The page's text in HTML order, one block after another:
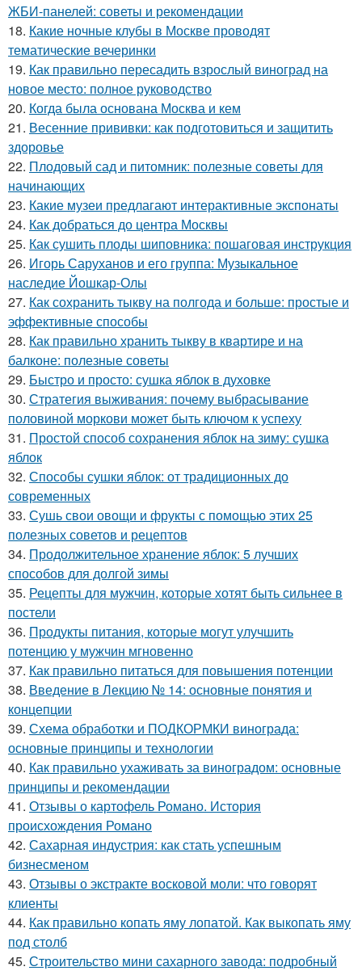
ЖБИ-панелей: советы и рекомендации
18. Какие ночные клубы в Москве проводят
тематические вечеринки
19. Как правильно пересадить взрослый виноград на
новое место: полное руководство
20. Когда была основана Москва и кем
21. Весенние прививки: как подготовиться и защитить
здоровье
22. Плодовый сад и питомник: полезные советы для
начинающих
23. Какие музеи предлагают интерактивные экспонаты
24. Как добраться до центра Москвы
25. Как сушить плоды шиповника: пошаговая инструкция
26. Игорь Саруханов и его группа: Музыкальное
наследие Йошкар-Олы
27. Как сохранить тыкву на полгода и больше: простые и
эффективные способы
28. Как правильно хранить тыкву в квартире и на
балконе: полезные советы
29. Быстро и просто: сушка яблок в духовке
30. Стратегия выживания: почему выбрасывание
половиной моркови может быть ключом к успеху
31. Простой способ сохранения яблок на зиму: сушка
яблок
32. Способы сушки яблок: от традиционных до
современных
33. Сушь свои овощи и фрукты с помощью этих 25
полезных советов и рецептов
34. Продолжительное хранение яблок: 5 лучших
способов для долгой зимы
35. Рецепты для мужчин, которые хотят быть сильнее в
постели
36. Продукты питания, которые могут улучшить
потенцию у мужчин мгновенно
37. Как правильно питаться для повышения потенции
38. Введение в Лекцию № 14: основные понятия и
концепции
39. Схема обработки и ПОДКОРМКИ винограда:
основные принципы и технологии
40. Как правильно ухаживать за виноградом: основные
принципы и рекомендации
41. Отзывы о картофель Романо. История
происхождения Романо
42. Сахарная индустрия: как стать успешным
бизнесменом
43. Отзывы о экстракте восковой моли: что говорят
клиенты
44. Как правильно копать яму лопатой. Как выкопать яму
под столб
45. Строительство мини сахарного завода: подробный